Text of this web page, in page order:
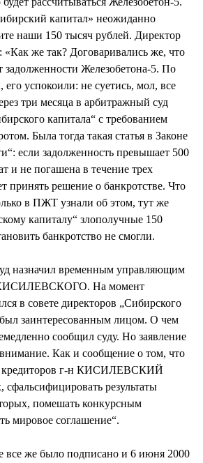
капитал» неожиданно
наши 150 тысяч рублей. Директор
же так? Договаривались же, что
задолженности Железобетона-5. По
успокоили: не суетись, мол, все
три месяца в арбитражный суд
капитала“ с требованием
Была тогда такая статья в Законе
если задолженность превышает 500
и не погашена в течение трех
принять решение о банкротстве. Что
в ПЖТ узнали об этом, тут же
капиталу“ злополучные 150
банкротство не смогли.
назначил временным управляющим
На момент
в совете директоров „Сибирского
был заинтересованным лицом. О чем
сообщил суду. Но заявление
Как и сообщение о том, что
кредиторов г-н КИСИЛЕВСКИЙ
сфальсифицировать результаты
помешать конкурсным
мировое соглашение“.
все же было подписано и 6 июня 2000